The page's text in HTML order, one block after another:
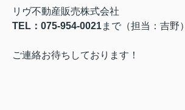
リヴ不動産販売株式会社
TEL：075-954-0021まで（担当：吉野）
ご連絡お待ちしております！